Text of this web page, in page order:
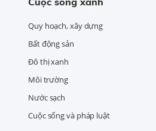
Quy hoạch, xây dựng
Bất động sản
Đô thị xanh
Môi trường
Nước sạch
Cuộc sống và pháp luật